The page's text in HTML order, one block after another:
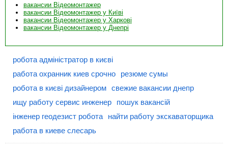
вакансии Відеомонтажер
вакансии Відеомонтажер у Київі
вакансии Відеомонтажер у Харкові
вакансии Відеомонтажер у Днепрі
робота адміністратор в києві
работа охранник киев срочно
резюме сумы
робота в києві дизайнером свежие вакансии днепр
ищу работу сервис инженер
пошук вакансій
інженер геодезист робота
найти работу экскаваторщика
работа в киеве слесарь